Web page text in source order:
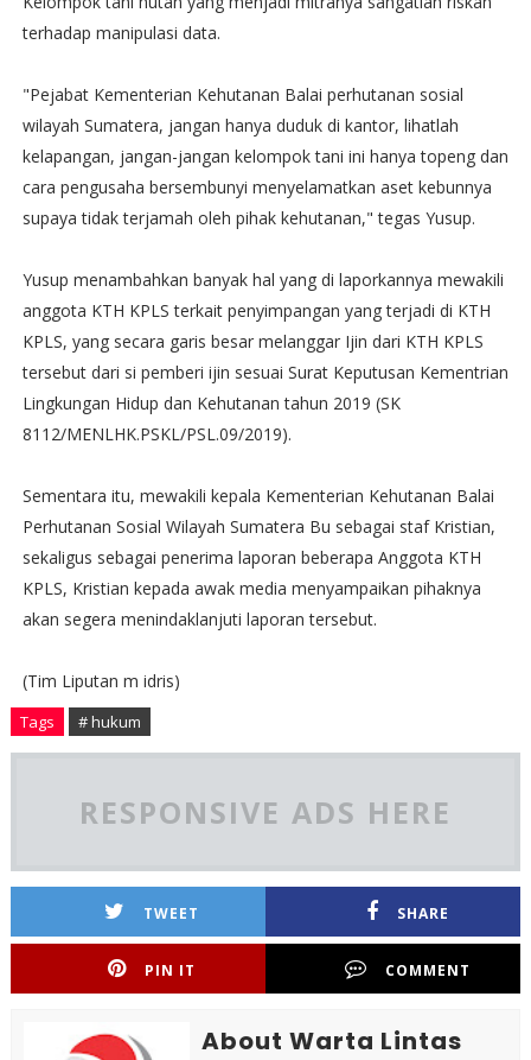
terhadap manipulasi data.
"Pejabat Kementerian Kehutanan Balai perhutanan sosial
wilayah Sumatera, jangan hanya duduk di kantor, lihatlah
kelapangan, jangan-jangan kelompok tani ini hanya topeng dan
cara pengusaha bersembunyi menyelamatkan aset kebunnya
supaya tidak terjamah oleh pihak kehutanan," tegas Yusup.
Yusup menambahkan banyak hal yang di laporkannya mewakili
anggota KTH KPLS terkait penyimpangan yang terjadi di KTH
KPLS, yang secara garis besar melanggar Ijin dari KTH KPLS
tersebut dari si pemberi ijin sesuai Surat Keputusan Kementrian
Lingkungan Hidup dan Kehutanan tahun 2019 (SK
8112/MENLHK.PSKL/PSL.09/2019).
Sementara itu, mewakili kepala Kementerian Kehutanan Balai
Perhutanan Sosial Wilayah Sumatera Bu sebagai staf Kristian,
sekaligus sebagai penerima laporan beberapa Anggota KTH
KPLS, Kristian kepada awak media menyampaikan pihaknya
akan segera menindaklanjuti laporan tersebut.
(Tim Liputan m idris)
Tags # hukum
RESPONSIVE ADS HERE
TWEET SHARE
PIN IT COMMENT
About Warta Lintas